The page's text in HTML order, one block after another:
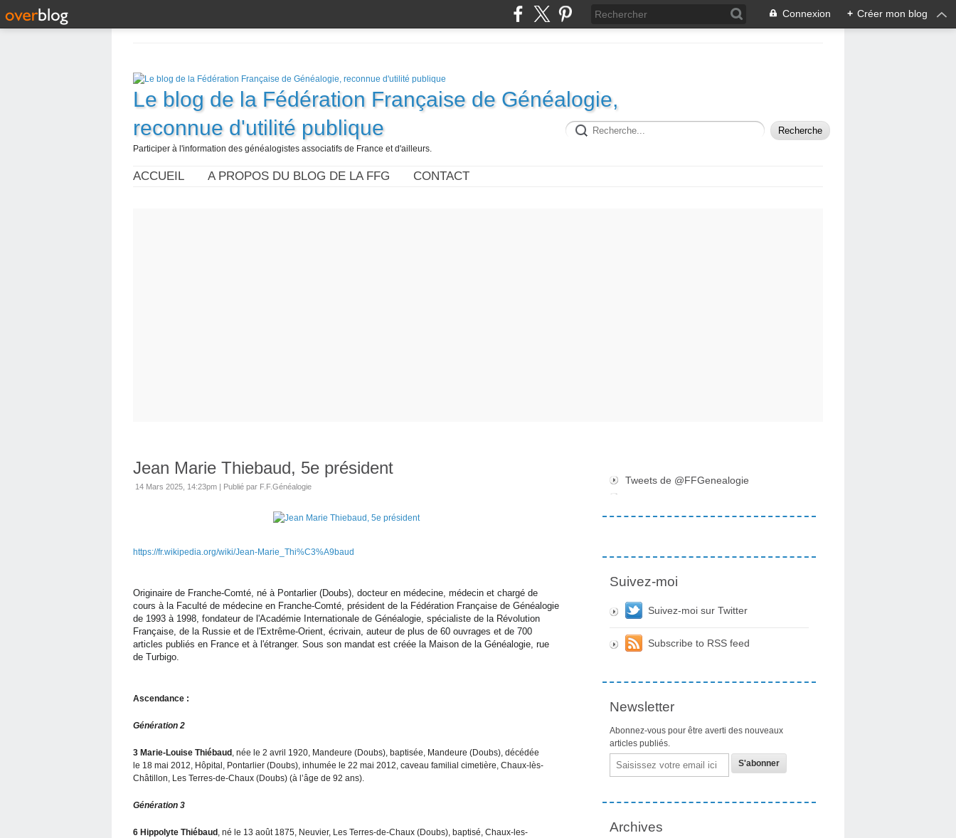
Connexion + Créer mon blog
Le blog de la Fédération Française de Généalogie,
reconnue d'utilité publique
Participer à l'information des généalogistes associatifs de France et d'ailleurs.
ACCUEIL A PROPOS DU BLOG DE LA FFG CONTACT
Jean Marie Thiebaud, 5e président
14 Mars 2025, 14:23pm | Publié par F.F.Généalogie
https://fr.wikipedia.org/wiki/Jean-Marie_Thi%C3%A9baud
Originaire de Franche-Comté, né à Pontarlier (Doubs), docteur en médecine, médecin et chargé de
cours à la Faculté de médecine en Franche-Comté, président de la Fédération Française de Généalogie
de 1993 à 1998, fondateur de l'Académie Internationale de Généalogie, spécialiste de la Révolution
Française, de la Russie et de l'Extrême-Orient, écrivain, auteur de plus de 60 ouvrages et de 700
articles publiés en France et à l'étranger. Sous son mandat est créée la Maison de la Généalogie, rue
de Turbigo.
Ascendance :
Génération 2
3 Marie-Louise Thiébaud, née le 2 avril 1920, Mandeure (Doubs), baptisée, Mandeure (Doubs), décédée
le 18 mai 2012, Hôpital, Pontarlier (Doubs), inhumée le 22 mai 2012, caveau familial cimetière, Chaux-lès-
Châtillon, Les Terres-de-Chaux (Doubs) (à l’âge de 92 ans).
Génération 3
6 Hippolyte Thiébaud, né le 13 août 1875, Neuvier, Les Terres-de-Chaux (Doubs), baptisé, Chaux-les-
Tweets de @FFGenealogie
Suivez-moi
Suivez-moi sur Twitter
Subscribe to RSS feed
Newsletter
Abonnez-vous pour être averti des nouveaux
articles publiés.
Email
Archives